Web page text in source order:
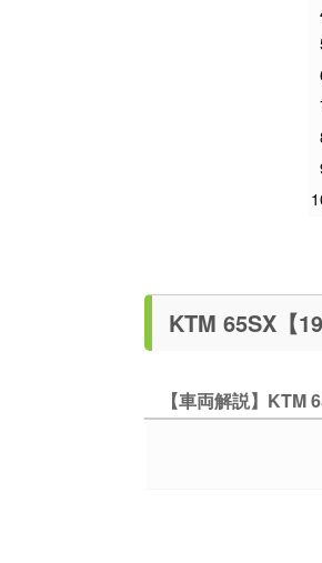
【車両解説】KTM